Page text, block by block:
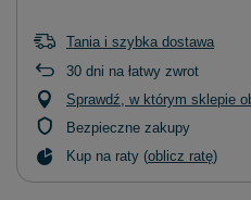
Tania i szybka dostawa
30 dni na łatwy zwrot
Sprawdź, w którym sklepie
Bezpieczne zakupy
Kup na raty (oblicz ratę)